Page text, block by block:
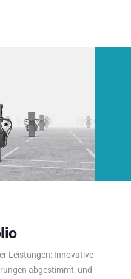
Leistungen: Innovative
abgestimmt, und